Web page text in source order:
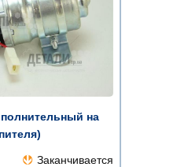
на
Заканчивается